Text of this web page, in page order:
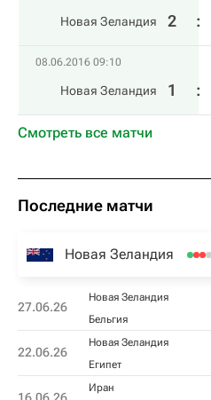
Новая Зеландия 2 :
08.06.2016 09:10
Новая Зеландия 1 :
Смотреть все матчи
Последние матчи
Новая Зеландия
27.06.26
Новая Зеландия
Бельгия
22.06.26
Новая Зеландия
Египет
Иран